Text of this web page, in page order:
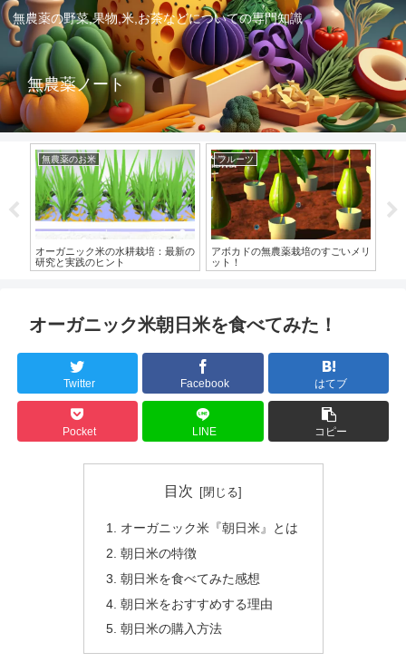
無農薬の野菜,果物,米,お茶などについての専門知識
無農薬ノート
無農薬のお米
オーガニック米の水耕栽培：最新の
研究と実践のヒント
フルーツ
アボカドの無農薬栽培のすごいメリ
ット！
オーガニック米朝日米を食べてみた！
Twitter Facebook はてブ
Pocket LINE コピー
目次
オーガニック米『朝日米』とは
朝日米の特徴
朝日米を食べてみた感想
朝日米をおすすめする理由
朝日米の購入方法